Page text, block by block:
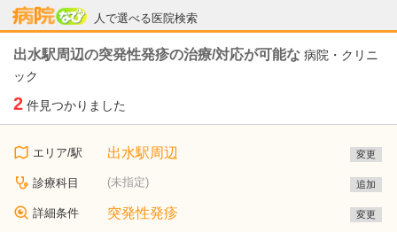
人で選べる医院検索
病院なび
出水駅周辺の突発性発疹の治療/対応が可能な 病院・クリニ
ック
2 件見つかりました
エリア/駅 出水駅周辺 変更
診療科目 (未指定) 追加
詳細条件 突発性発疹 変更